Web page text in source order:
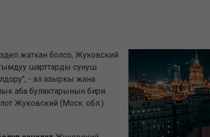
жаткан болсо, Жуковский
шарттарды сунуш
- ал азыркы жана
аба булактарынын бири.
Жуковский (Моск. обл.)